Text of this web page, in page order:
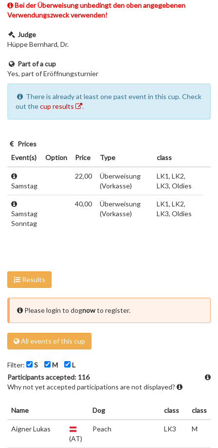
Bei der Überweisung unbedingt den oben angegebenen
Verwendungszweck verwenden!
Judge
Hüppe Bernhard, Dr.
Part of a cup
Yes, part of Eröffnungsturnier
There is already at least one past event in this cup. Check
out thecup results .
Prices
Event(s)
Option Price Type class
Samstag
22,00
Überweisung
(Vorkasse)
LK1, LK2,
LK3, Oldies
Samstag
Sonntag
40,00
Überweisung
(Vorkasse)
LK1, LK2,
LK3, Oldies
Results
Please login to dognowto register.
All events of this cup
Filter: S M
L
Participants accepted: 116
Why not yet accepted participations are not displayed?
Name Dog class class
Aigner Lukas
(AT)
Peach LK3 M